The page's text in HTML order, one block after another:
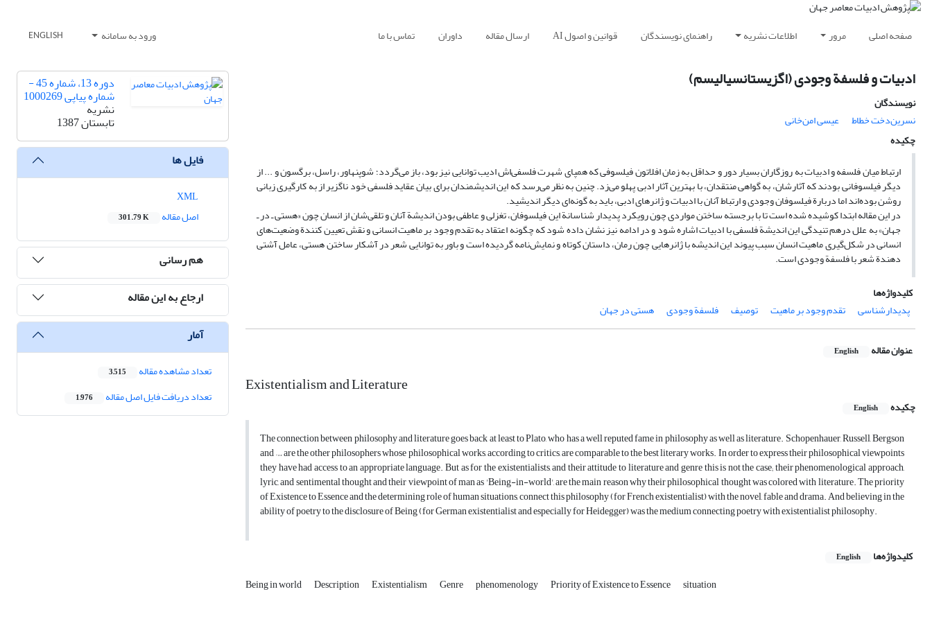
صفحه اصلی مرور اطلاعات نشریه راهنمای نویسندگان قوانین و اصول AI ارسال مقاله داوران تماس با ما ورود به سامانه ENGLISH
ادبیات و فلسفة وجودی (اگزیستانسیالیسم)
نویسندگان
نسرین‌دخت خطاط
عیسی امن‌خانی
چکیده
ارتباط میان فلسفه و ادبیات به روزگاران بسیار دور و حداقل به زمان افلاتون فیلسوفی که همپای شهرت فلسفی‌اش ادیب توانایی نیز بود، باز می‌گردد؛ شوپنهاور، راسل، برگسون و ... از
دیگر فیلسوفانی بودند که آثارشان، به گواهی منتقدان، با بهترین آثار ادبی پهلو می‌زد. چنین به نظر می‌رسد که این اندیشمندان برای بیان عقاید فلسفی خود ناگزیر از به کارگیری زبانی
روشن بوده‌اند اما دربارة فیلسوفان وجودی و ارتباط آنان با ادبیات و ژانرهای ادبی، باید به گونه‌ای دیگر اندیشید.
در این مقاله ابتدا کوشیده شده است تا با برجسته ساختن مواردی چون رویکرد پدیدار شناسانة این فیلسوفان، تغزلی و عاطفی بودن اندیشة آنان و تلقی‌شان از انسان چون «هستی ‌ـ در ـ
جهان» به علل درهم تنیدگی این اندیشة فلسفی با ادبیات اشاره شود و در ادامه نیز نشان داده شود که چگونه اعتقاد به تقدم وجود بر ماهیت انسانی و نقش تعیین کنندة وضعیت‌های
انسانی در شکل‌گیری ماهیت انسان سبب پیوند این اندیشه با ژانرهایی چون رمان، داستان کوتاه و نمایش‌نامه گردیده است و باور به توانایی شعر در آشکار ساختن هستی، عامل آشتی
دهندة شعر با فلسفة وجودی است.
کلیدواژه‌ها
پدیدارشناسی
تقدم وجود بر ماهیت توصیف فلسفة وجودی هستی در جهان
عنوان مقاله English
Existentialism and Literature
چکیده English
The connection between philosophy and literature goes back at least to Plato, who has a well reputed fame in philosophy as well as literature. Schopenhauer, Russell, Bergson
and … are the other philosophers whose philosophical works, according to critics, are comparable to the best literary works. In order to express their philosophical viewpoints
they have had access to an appropriate language. But as for the existentialists, and their attitude to literature and genre this is not the case; their phenomenological approach,
lyric, and sentimental thought and their viewpoint of man as 'Being-in-world', are the main reason why their philosophical thought was colored with literature. The priority
of Existence to Essence and the determining role of human situations, connect this philosophy (for French existentialist) with the novel, fable and drama. And believing in the
ability of poetry to the disclosure of Being (for German existentialist and especially for Heidegger) was the medium connecting poetry with existentialist philosophy.
کلیدواژه‌ها English
Being in world Description Existentialism Genre phenomenology Priority of Existence to Essence situation
دوره 13، شماره 45 -
شماره پیاپی 1000269
نشریه
تابستان 1387
فایل ها
اصل مقاله
301.79 K
هم رسانی
ارجاع به این مقاله
آمار
تعداد مشاهده مقاله 3,515
تعداد دریافت فایل اصل مقاله 1,976